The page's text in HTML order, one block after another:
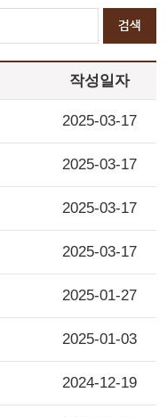
작성일자
2025-03-17
2025-03-17
2025-03-17
2025-03-17
2025-01-27
2025-01-03
2024-12-19